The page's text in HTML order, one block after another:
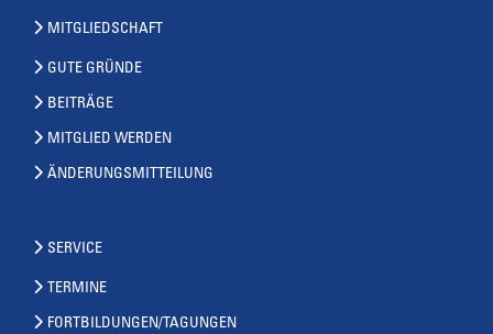
MITGLIEDSCHAFT
GUTE GRÜNDE
BEITRÄGE
MITGLIED WERDEN
ÄNDERUNGSMITTEILUNG
SERVICE
TERMINE
FORTBILDUNGEN/TAGUNGEN